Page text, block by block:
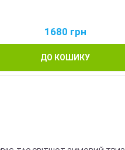
1680 грн
ДО КОШИКУ